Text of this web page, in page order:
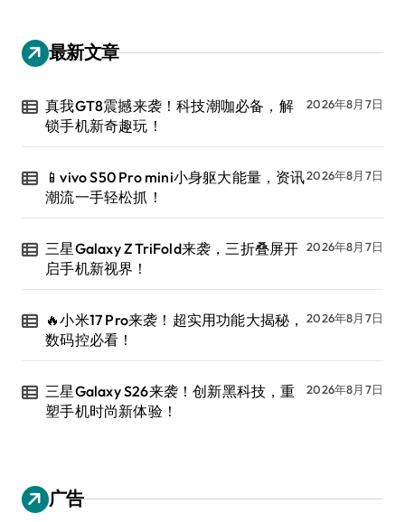
最新文章
真我GT8震撼来袭！科技潮咖必备，解
锁手机新奇趣玩！
2026年8月7日
📱vivo S50 Pro mini小身躯大能量，资讯
潮流一手轻松抓！
2026年8月7日
三星Galaxy Z TriFold来袭，三折叠屏开
启手机新视界！
2026年8月7日
🔥小米17 Pro来袭！超实用功能大揭秘，
数码控必看！
2026年8月7日
三星Galaxy S26来袭！创新黑科技，重
塑手机时尚新体验！
2026年8月7日
广告